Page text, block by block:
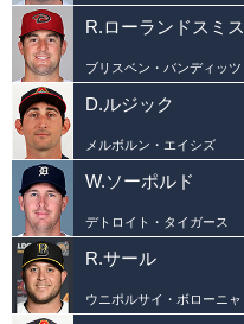
R.ローランドスミス
ブリスベン・バンディッツ
D.ルジック
メルボルン・エイシズ
W.ソーポルド
デトロイト・タイガース
R.サール
ウニポルサイ・ボローニャ